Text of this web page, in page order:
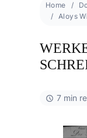
Home
Aloys
7 min